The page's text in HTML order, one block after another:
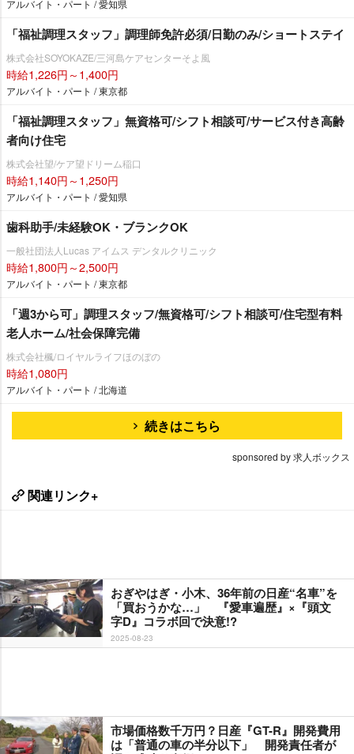
アルバイト・パート / 愛知県
「福祉調理スタッフ」調理師免許必須/日勤のみ/ショートステイ
株式会社SOYOKAZE/三河島ケアセンターそよ風
時給1,226円～1,400円
アルバイト・パート / 東京都
「福祉調理スタッフ」無資格可/シフト相談可/サービス付き高齢
者向け住宅
株式会社望/ケア望ドリーム稲口
時給1,140円～1,250円
アルバイト・パート / 愛知県
歯科助手/未経験OK・ブランクOK
一般社団法人Lucas アイムス デンタルクリニック
時給1,800円～2,500円
アルバイト・パート / 東京都
「週3から可」調理スタッフ/無資格可/シフト相談可/住宅型有料
老人ホーム/社会保障完備
株式会社楓/ロイヤルライフほのぼの
時給1,080円
アルバイト・パート / 北海道
続きはこちら
sponsored by 求人ボックス
関連リンク+
おぎやはぎ・小木、36年前の日産“名車”を
「買おうかな…」 『愛車遍歴』×『頭文
字D』コラボ回で決意!?
2025-08-23
市場価格数千万円？日産『GT-R』開発費用
は「普通の車の半分以下」 開発責任者が